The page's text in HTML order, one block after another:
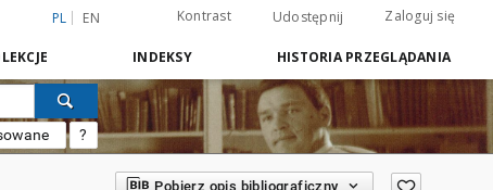
PL EN Kontrast Udostępnij Zaloguj się
INDEKSY HISTORIA PRZEGLĄDANIA
?
Pobierz opis bibliograficzny